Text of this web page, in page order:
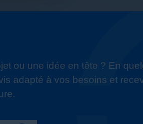
ou une idée en tête ? En
adapté à vos besoins et